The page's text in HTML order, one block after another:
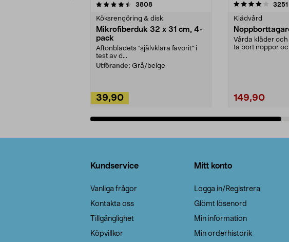
3808recensioner
Köksrengöring & disk
Mikrofiberduk 32 x 31 cm, 4-
pack
Aftonbladets "självklara favorit” i
test av d...
Utförande: Grå/beige
39,90
4.0av 5 stjärnor 3251
Klädvård
Vårda kläder
ta bort noppor
149,90
4.5av
Kundservice
Vanliga frågor
Kontakta oss
Tillgänglighet
Köpvillkor
Mitt konto
Logga in/Registrera
Glömt lösenord
Min information
Min orderhistorik